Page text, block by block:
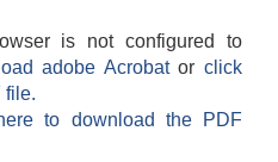
is not configured to
adobe Acrobatorclick
file.
to download the PDF